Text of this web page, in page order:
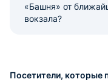
«Башня» от
вокзала?
Посетители, которые